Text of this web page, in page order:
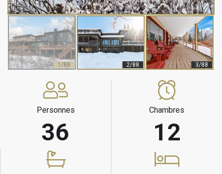
1/88 2/88 3/88
Personnes
36
Chambres
12